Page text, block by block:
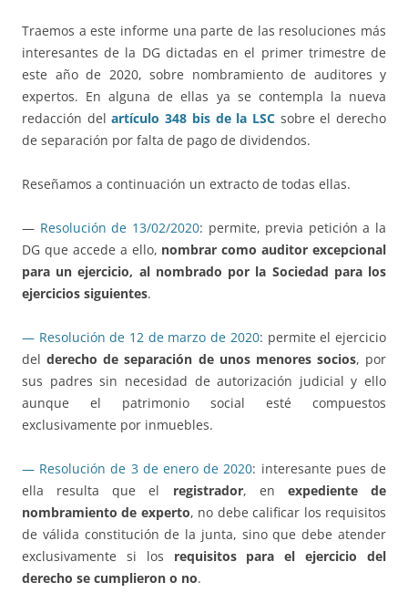
Traemos a este informe una parte de las resoluciones más
interesantes de la DG dictadas en el primer trimestre de
este año de 2020, sobre nombramiento de auditores y
expertos. En alguna de ellas ya se contempla la nueva
redacción delartículo 348 bis de la LSCsobre el derecho
de separación por falta de pago de dividendos.
Reseñamos a continuación un extracto de todas ellas.
— Resolución de 13/02/2020: permite, previa petición a la
DG que accede a ello, nombrar como auditor excepcional
para un ejercicio, al nombrado por la Sociedad para los
ejercicios siguientes.
— Resolución de 12 de marzo de 2020: permite el ejercicio
delderecho de separación de unos menores socios, por
sus padres sin necesidad de autorización judicial y ello
aunque el patrimonio social esté compuestos
exclusivamente por inmuebles.
— Resolución de 3 de enero de 2020: interesante pues de
ella resulta que el registrador, en expediente de
nombramiento de experto, no debe calificar los requisitos
de válida constitución de la junta, sino que debe atender
exclusivamente si los requisitos para el ejercicio del
derecho se cumplieron o no.